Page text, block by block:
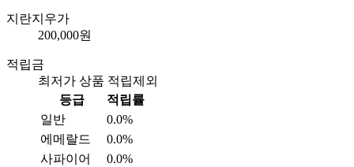
지란지우가
200,000원
적립금
최저가 상품 적립제외
등급
적립률
일반
0.0%
에메랄드
0.0%
사파이어
0.0%